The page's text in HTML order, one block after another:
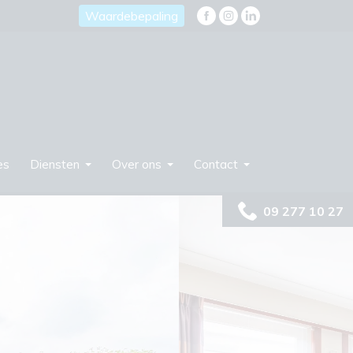
Waardebepaling
Diensten Over ons Contact
09 277 10 27